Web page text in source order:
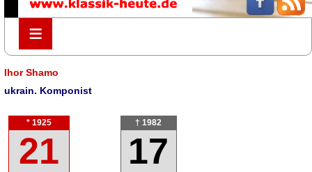
≡
≡
Ihor Shamo
ukrain. Komponist
* 1925
21
† 1982
17